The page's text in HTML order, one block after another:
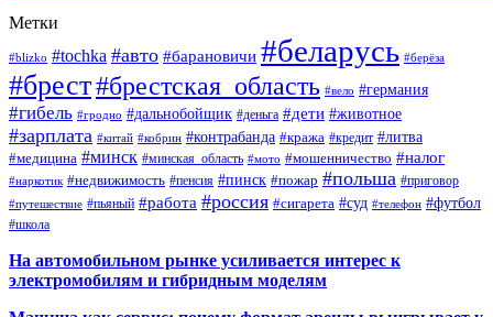
Метки
#blizko #tochka #авто #барановичи #беларусь #берёза
#брест#брестская_область #вело #германия
#гибель #гродно #дальнобойщик #деньга #дети #животное
#зарплата #китай #кобрин #контрабанда #кража #кредит #литва
#медицина #минск #минская_область #мото #мошенничество #налог
#наркотик #недвижимость #пенсия #пинск #пожар #польша #приговор
#путешествие #пьяный #работа #россия #сигарета #суд #телефон #футбол
#школа
На автомобильном рынке усиливается интерес к
электромобилям и гибридным моделям